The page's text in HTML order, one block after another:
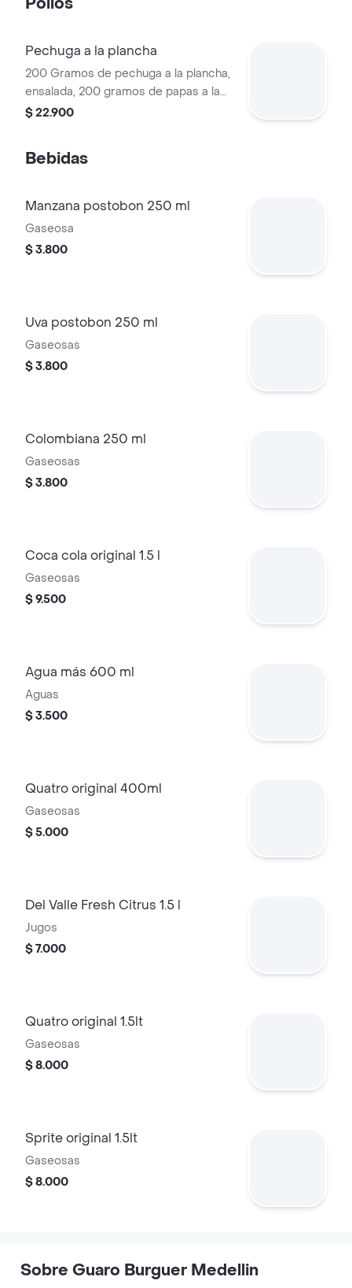
Pechuga a la plancha
200 Gramos de pechuga a la plancha,
ensalada, 200 gramos de papas a la
francesa, arepa paisa con queso
$ 22.900
Bebidas
Manzana postobon 250 ml
Gaseosa
$ 3.800
Uva postobon 250 ml
Gaseosas
$ 3.800
Colombiana 250 ml
Gaseosas
$ 3.800
Coca cola original 1.5 l
Gaseosas
$ 9.500
Agua más 600 ml
Aguas
$ 3.500
Quatro original 400ml
Gaseosas
$ 5.000
Del Valle Fresh Citrus 1.5 l
Jugos
$ 7.000
Quatro original 1.5lt
Gaseosas
$ 8.000
Sprite original 1.5lt
Gaseosas
$ 8.000
Sobre Guaro Burguer Medellin